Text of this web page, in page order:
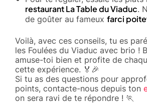
restaurant La Table du Viaduc.
de goûter au fameux farci
Voilà, avec ces conseils, tu es
les Foulées du Viaduc avec brio !
amuse-toi bien et profite de
cette expérience. 🏅🎉
Si tu as des questions pour
points, contacte-nous depuis ton
on sera ravi de te répondre ! 🏃